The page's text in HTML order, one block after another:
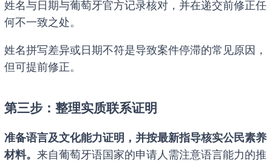
姓名与日期与葡萄牙官方记录核对，并在递交前修正任
何不一致之处。
姓名拼写差异或日期不符是导致案件停滞的常见原因，
但可提前修正。
第三步：整理实质联系证明
准备语言及文化能力证明，并按最新指导核实公民素养
材料。 来自葡萄牙语国家的申请人需注意语言能力的推